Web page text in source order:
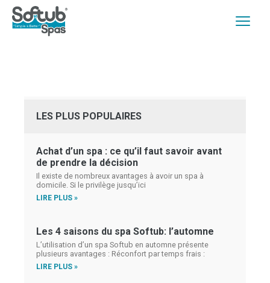
LES PLUS POPULAIRES
Achat d’un spa : ce qu’il faut savoir avant
de prendre la décision
Il existe de nombreux avantages à avoir un spa à
domicile. Si le privilège jusqu’ici
LIRE PLUS »
Les 4 saisons du spa Softub: l’automne
L’utilisation d’un spa Softub en automne présente
plusieurs avantages : Réconfort par temps frais :
LIRE PLUS »